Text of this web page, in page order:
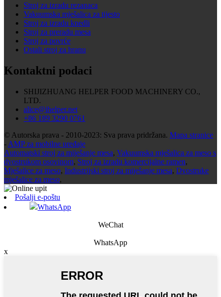
Stroj za izradu rezanaca
Vakuumska mješalica za tijesto
Stroj za izradu knedli
Stroj za preradu mesa
Stroj za povrće
Ostali stroj za hranu
Kontaktni podaci
SHIJIZHUANG HELPER FOOD MACHINERY CO.,
LTD.
alice@ihelper.net
+86 189 3290 0761
© Autorska prava - 2010-2023: Sva prava pridržana. Mapa stranice
- AMP za mobilne uređaje
Automatski stroj za miješanje mesa, Vakuumska mješalica za meso s
dvostrukom osovinom, Stroj za izradu komercijalne ramen,
Mješalice za meso, Industrijski stroj za miješanje mesa, Dvostruke
mješalice za meso,
Pošalji e-poštu
WhatsApp
WeChat
WhatsApp
x